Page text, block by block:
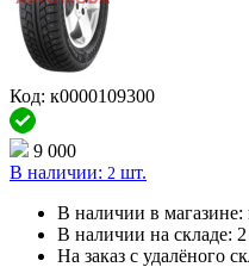
Код: к0000109300
9 000
В наличии: 2 шт.
В наличии в магазине:
В наличии на складе:
На заказ с удалёного